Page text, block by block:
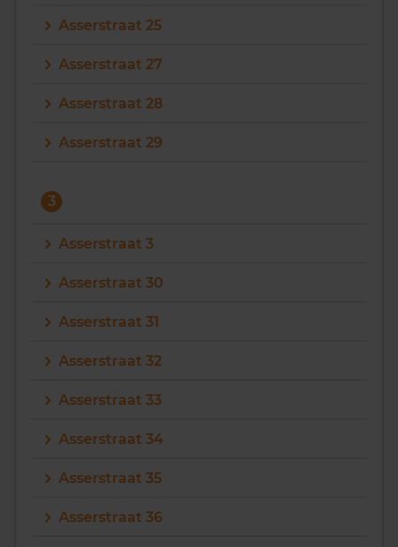
Asserstraat 25
Asserstraat 27
Asserstraat 28
Asserstraat 29
3
Asserstraat 3
Asserstraat 30
Asserstraat 31
Asserstraat 32
Asserstraat 33
Asserstraat 34
Asserstraat 35
Asserstraat 36